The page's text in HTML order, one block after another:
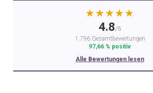
★★★★★
4.8/5
1.796 Gesamtbewertungen
97,66 % positiv
Alle Bewertungen lesen